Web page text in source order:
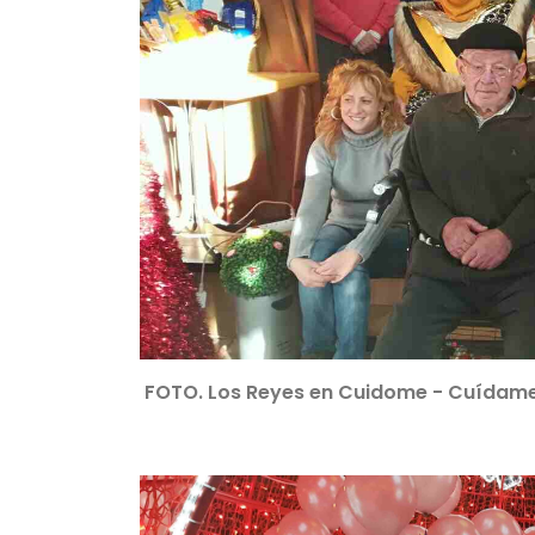
FOTO. Los Reyes en Cuidome -